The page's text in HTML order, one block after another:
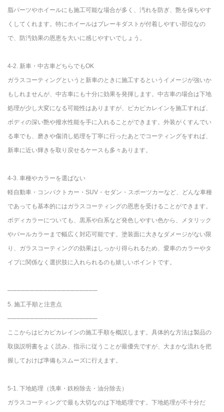
脂パーツやホイールにも施工可能な場合が多く、汚れを防ぎ、艶を保ちやす
くしてくれます。特にホイールはブレーキダストが付着しやすい部位なの
で、防汚効果の恩恵を大いに感じやすいでしょう。
4-2. 新車・中古車どちらでもOK
ガラスコーティングというと新車のときに施工するというイメージが強いか
もしれませんが、中古車にも十分に効果を発揮します。中古車の場合は下地
処理が少し大変になる可能性はありますが、ピカピカレインを施工すれば、
ボディの深い艶や撥水性能を手に入れることができます。外装がくすんでい
る車でも、磨きや傷消し処理を丁寧に行ったあとでコーティングをすれば、
新車に近い輝きを取り戻せるケースも多々あります。
4-3. 車種やカラーを選ばない
軽自動車・コンパクトカー・SUV・セダン・スポーツカーなど、どんな車種
であっても基本的にはガラスコーティングの恩恵を受けることができます。
ボディカラーについても、黒系や白系など発色しやすい色から、メタリック
やパールカラーまで幅広く対応可能です。塗装面に大きなダメージがない限
り、ガラスコーティングの効果はしっかり得られるため、愛車のカラーやタ
イプに関係なく選択肢に入れられるのも嬉しいポイントです。
────────────────────
5. 施工手順と注意点
────────────────────
ここからはピカピカレインの施工手順を概説します。具体的な方法は製品の
取扱説明書をよく読み、指示に従うことが最優先ですが、大まかな流れを把
握しておけば準備もスムーズに行えます。
5-1. 下地処理（洗車・鉄粉除去・油分除去）
ガラスコーティングで最も大切なのは下地処理です。下地処理が不十分だ